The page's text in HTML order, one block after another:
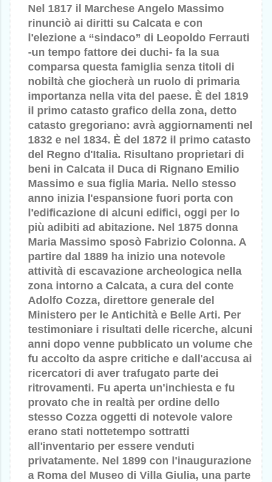
Nel 1817 il Marchese Angelo Massimo
rinunciò ai diritti su Calcata e con
l'elezione a “sindaco” di Leopoldo Ferrauti
-un tempo fattore dei duchi- fa la sua
comparsa questa famiglia senza titoli di
nobiltà che giocherà un ruolo di primaria
importanza nella vita del paese. È del 1819
il primo catasto grafico della zona, detto
catasto gregoriano: avrà aggiornamenti nel
1832 e nel 1834. È del 1872 il primo catasto
del Regno d'Italia. Risultano proprietari di
beni in Calcata il Duca di Rignano Emilio
Massimo e sua figlia Maria. Nello stesso
anno inizia l'espansione fuori porta con
l'edificazione di alcuni edifici, oggi per lo
più adibiti ad abitazione. Nel 1875 donna
Maria Massimo sposò Fabrizio Colonna. A
partire dal 1889 ha inizio una notevole
attività di escavazione archeologica nella
zona intorno a Calcata, a cura del conte
Adolfo Cozza, direttore generale del
Ministero per le Antichità e Belle Arti. Per
testimoniare i risultati delle ricerche, alcuni
anni dopo venne pubblicato un volume che
fu accolto da aspre critiche e dall'accusa ai
ricercatori di aver trafugato parte dei
ritrovamenti. Fu aperta un'inchiesta e fu
provato che in realtà per ordine dello
stesso Cozza oggetti di notevole valore
erano stati nottetempo sottratti
all'inventario per essere venduti
privatamente. Nel 1899 con l'inaugurazione
a Roma del Museo di Villa Giulia, una parte